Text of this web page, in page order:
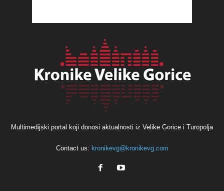
Multimedijski portal koji donosi aktualnosti iz Velike Gorice i Turopolja
Contact us: kronikevg@kronikevg.com